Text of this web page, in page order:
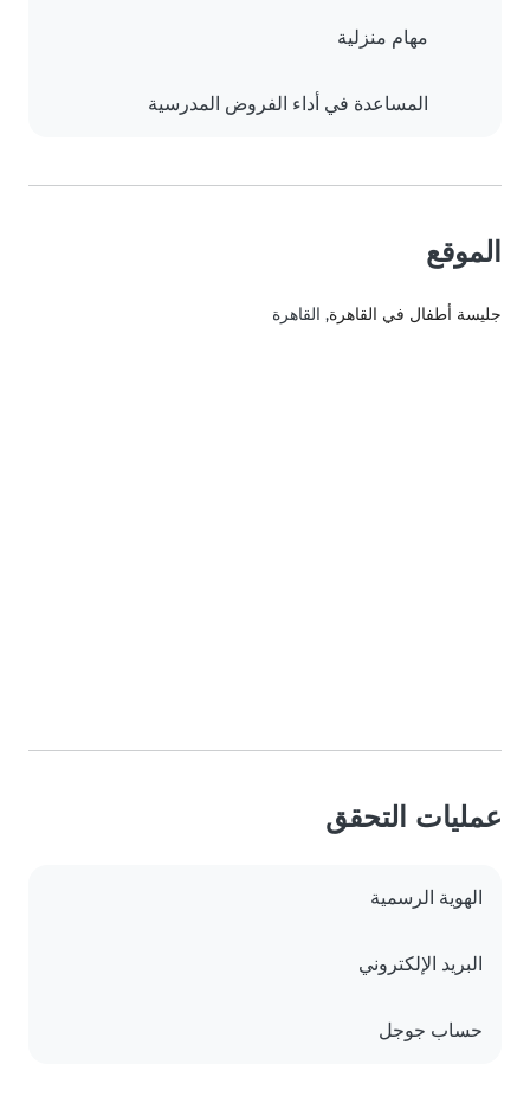
مهام منزلية
المساعدة في أداء الفروض المدرسية
الموقع
جليسة أطفال في القاهرة, القاهرة
عمليات التحقق
الهوية الرسمية
البريد الإلكتروني
حساب جوجل